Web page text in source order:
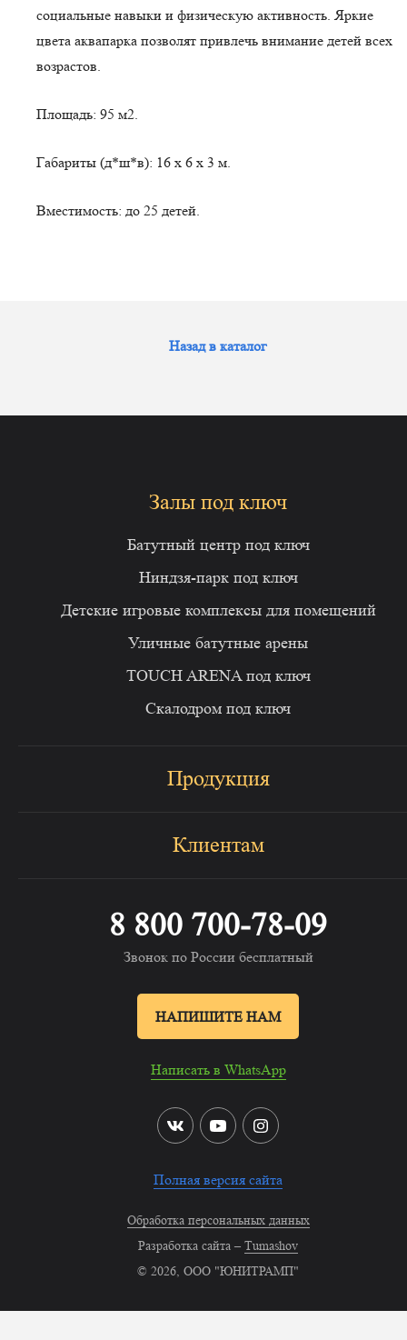
социальные навыки и физическую активность. Яркие
цвета аквапарка позволят привлечь внимание детей всех
возрастов.
Площадь: 95 м2.
Габариты (д*ш*в): 16 x 6 х 3 м.
Вместимость: до 25 детей.
Назад в каталог
8 800 700-78-09
Звонок по России бесплатный
НАПИШИТЕ НАМ
Написать в WhatsApp
Полная версия сайта
Обработка персональных данных
Разработка сайта – Tumashov
© 2026, ООО "ЮНИТРАМП"
Залы под ключ
Батутный центр под ключ
Ниндзя-парк под ключ
Детские игровые комплексы для помещений
Уличные батутные арены
TOUCH ARENA под ключ
Скалодром под ключ
Продукция
Клиентам